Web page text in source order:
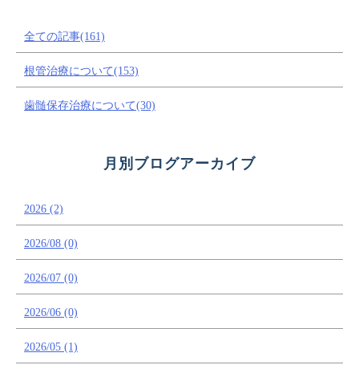
全ての記事(161)
根管治療について(153)
歯髄保存治療について(30)
月別ブログアーカイブ
2026 (2)
2026/08 (0)
2026/07 (0)
2026/06 (0)
2026/05 (1)